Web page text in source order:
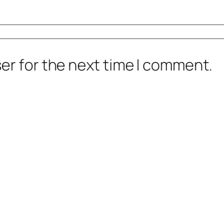
for the next time I comment.